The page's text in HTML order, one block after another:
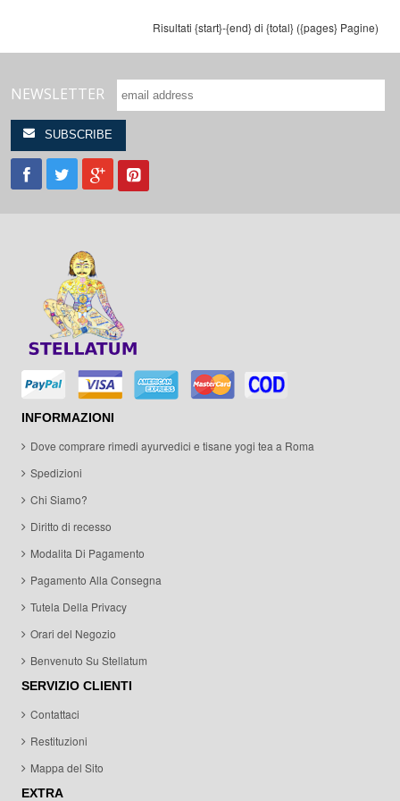
Risultati {start}-{end} di {total} ({pages} Pagine)
NEWSLETTER
INFORMAZIONI
Dove comprare rimedi ayurvedici e tisane yogi tea a Roma
Spedizioni
Chi Siamo?
Diritto di recesso
Modalita Di Pagamento
Pagamento Alla Consegna
Tutela Della Privacy
Orari del Negozio
Benvenuto Su Stellatum
SERVIZIO CLIENTI
Contattaci
Restituzioni
Mappa del Sito
EXTRA